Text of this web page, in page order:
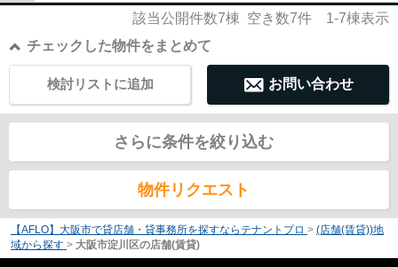
該当公開件数7棟 空き数7件 1-7棟表示
チェックした物件をまとめて
お問い合わせ
検討リストに追加
さらに条件を絞り込む
物件リクエスト
【AFLO】大阪市で貸店舗・貸事務所を探すならテナントプロ > (店舗(賃貸))地
域から探す > 大阪市淀川区の店舗(賃貸)